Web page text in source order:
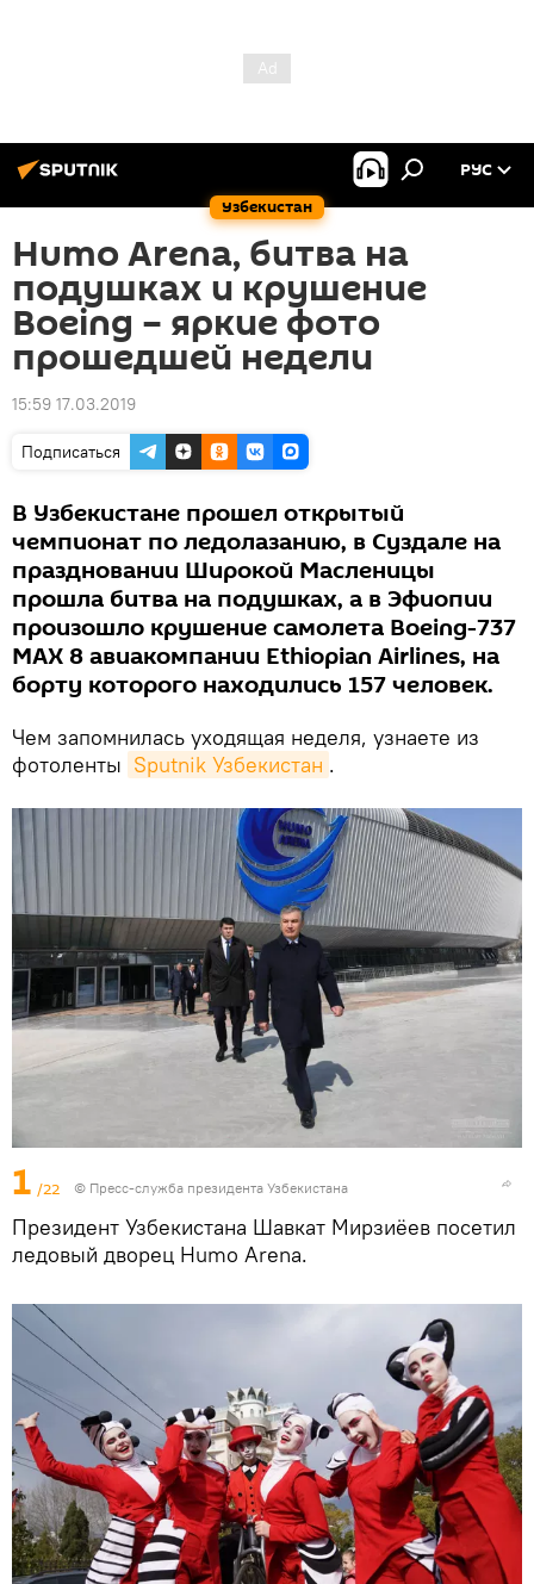
Узбекистан
РУС
Humo Arena, битва на
подушках и крушение
Boeing – яркие фото
прошедшей недели
15:59 17.03.2019
Подписаться
В Узбекистане прошел открытый
чемпионат по ледолазанию, в Суздале на
праздновании Широкой Масленицы
прошла битва на подушках, а в Эфиопии
произошло крушение самолета Boeing-737
MAX 8 авиакомпании Ethiopian Airlines, на
борту которого находились 157 человек.
Чем запомнилась уходящая неделя, узнаете из
фотоленты Sputnik Узбекистан .
1 /22 © Пресс-служба президента Узбекистана
Президент Узбекистана Шавкат Мирзиёев посетил
ледовый дворец Humo Arena.